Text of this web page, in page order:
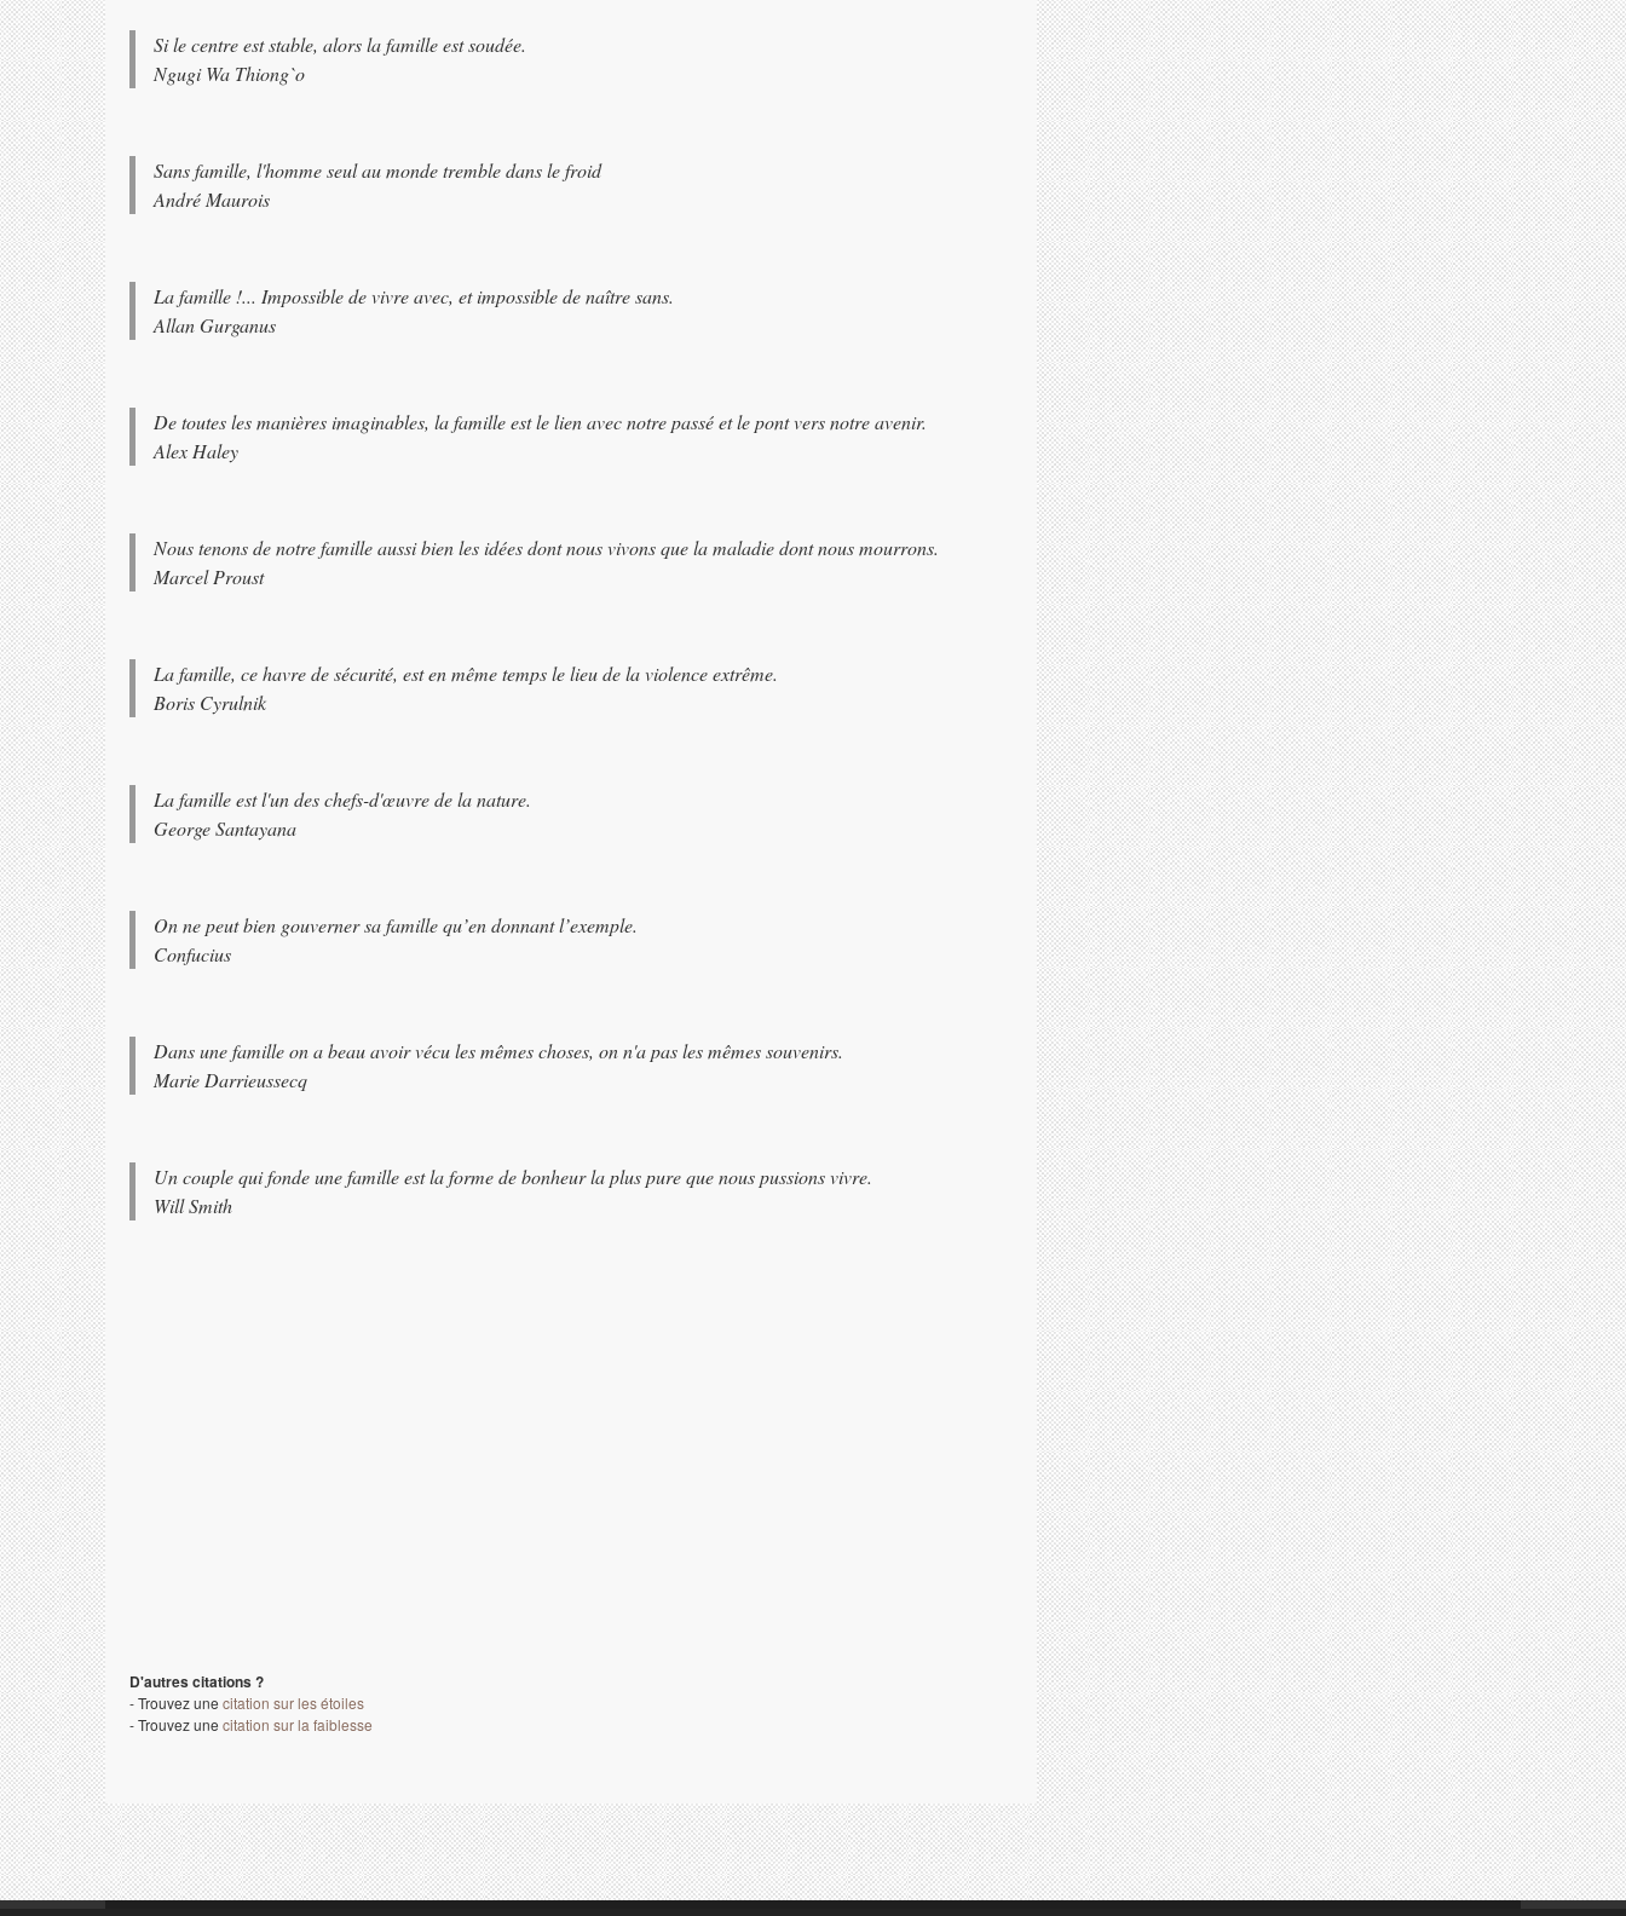
Si le centre est stable, alors la famille est soudée.
Ngugi Wa Thiong`o
Sans famille, l'homme seul au monde tremble dans le froid
André Maurois
La famille !... Impossible de vivre avec, et impossible de naître sans.
Allan Gurganus
De toutes les manières imaginables, la famille est le lien avec notre passé et le pont vers notre avenir.
Alex Haley
Nous tenons de notre famille aussi bien les idées dont nous vivons que la maladie dont nous mourrons.
Marcel Proust
La famille, ce havre de sécurité, est en même temps le lieu de la violence extrême.
Boris Cyrulnik
La famille est l'un des chefs-d'œuvre de la nature.
George Santayana
On ne peut bien gouverner sa famille qu’en donnant l’exemple.
Confucius
Dans une famille on a beau avoir vécu les mêmes choses, on n'a pas les mêmes souvenirs.
Marie Darrieussecq
Un couple qui fonde une famille est la forme de bonheur la plus pure que nous pussions vivre.
Will Smith
D'autres citations ?
- Trouvez une citation sur les étoiles
- Trouvez une citation sur la faiblesse